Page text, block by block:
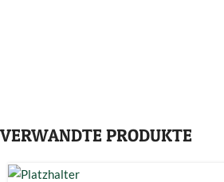
VERWANDTE PRODUKTE